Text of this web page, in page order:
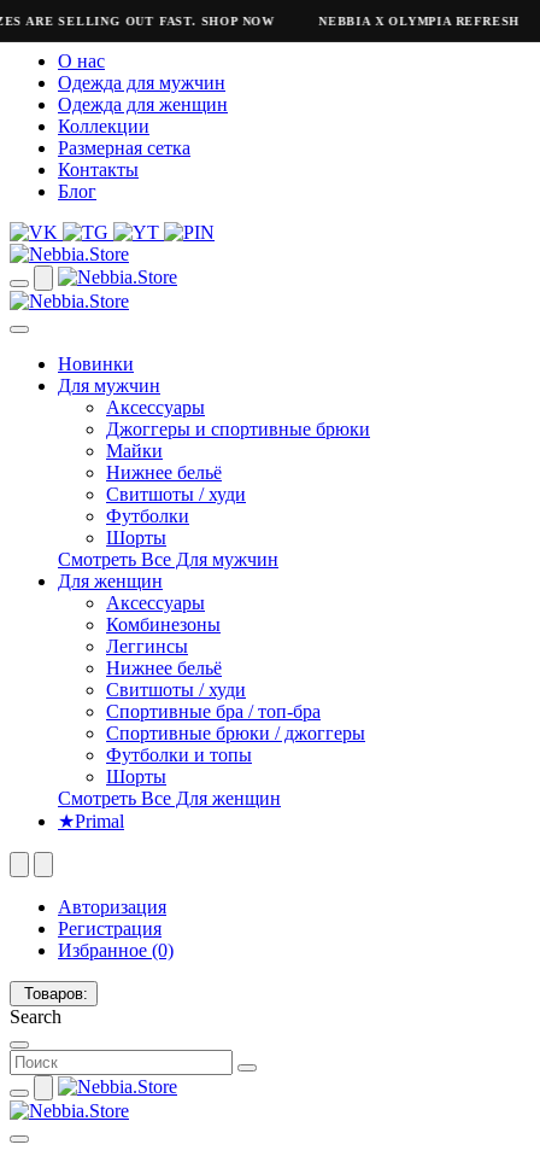
ARE SELLING OUT FAST. SHOP NOW NEBBIA X OLYMPIA REFRESH
О нас
Одежда для мужчин
Одежда для женщин
Коллекции
Размерная сетка
Контакты
Блог
Новинки
Для мужчин
Аксессуары
Джоггеры и спортивные брюки
Майки
Нижнее бельё
Свитшоты / худи
Футболки
Шорты
Смотреть Все Для мужчин
Для женщин
Аксессуары
Комбинезоны
Леггинсы
Нижнее бельё
Свитшоты / худи
Спортивные бра / топ-бра
Спортивные брюки / джоггеры
Футболки и топы
Шорты
Смотреть Все Для женщин
★Primal
Авторизация
Регистрация
Избранное (0)
Товаров:
Search